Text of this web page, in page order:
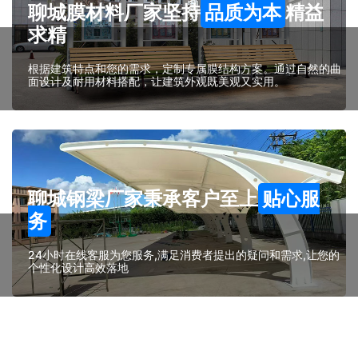
聊城膜材料厂家坚持 品质为本精益
求精
根据建筑特点和您的需求，定制专属膜结构方案。通过自然的曲
面设计及耐用材料搭配，让建筑外观既美观又实用。
聊城钢梁厂家秉承客户至上 贴心服
务
24小时在线客服为您服务,满足消费者提出的疑问和需求,让您的
个性化设计高效落地